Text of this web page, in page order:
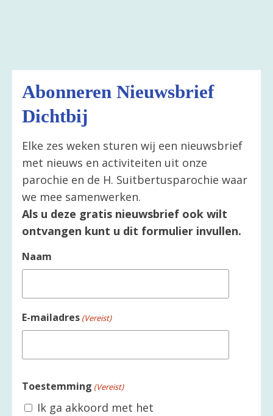
Abonneren Nieuwsbrief
Dichtbij
Elke zes weken sturen wij een nieuwsbrief
met nieuws en activiteiten uit onze
parochie en de H. Suitbertusparochie waar
we mee samenwerken.
Als u deze gratis nieuwsbrief ook wilt
ontvangen kunt u dit formulier invullen.
Naam
E-mailadres (Vereist)
Toestemming (Vereist)
Ik ga akkoord met het